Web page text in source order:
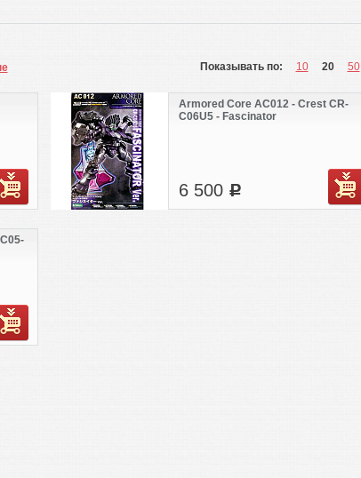
Показывать по: 10 20 50
Armored Core AC012 - Crest CR-
C06U5 - Fascinator
6 500 c